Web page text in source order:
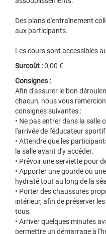
Des plans d'entraînement
aux participants.
Les cours sont accessibles
Surcoût :0,00 €
Consignes :
Afin d'assurer le bon
chacun, nous vous
consignes suivantes :
• Ne pas entrer dans la salle
l'arrivée de l'éducateur
• Attendre que les
la salle avant d'y accéder.
• Prévoir une serviette pour
• Apporter une gourde ou
hydraté tout au long de la
• Porter des chaussures
intérieur, afin de préserver
tous.
• Arriver quelques minutes
permettre un démarrage à